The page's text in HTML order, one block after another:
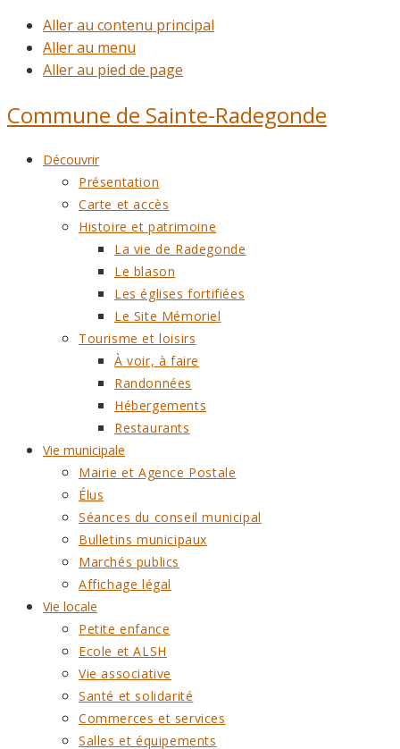
Aller au contenu principal
Aller au menu
Aller au pied de page
Commune de Sainte-Radegonde
Découvrir
Présentation
Carte et accès
Histoire et patrimoine
La vie de Radegonde
Le blason
Les églises fortifiées
Le Site Mémoriel
Tourisme et loisirs
À voir, à faire
Randonnées
Hébergements
Restaurants
Vie municipale
Mairie et Agence Postale
Élus
Séances du conseil municipal
Bulletins municipaux
Marchés publics
Affichage légal
Vie locale
Petite enfance
Ecole et ALSH
Vie associative
Santé et solidarité
Commerces et services
Salles et équipements